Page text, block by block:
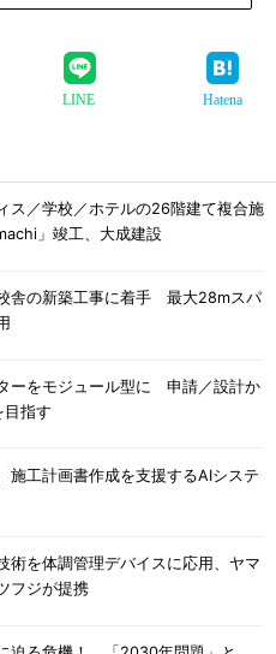
LINE Hatena
ス／学校／ホテルの26階建て複合施
」竣工、大成建設
舎の新築工事に着手 最大28mスパ
ーをモジュール型に 申請／設計か
目指す
施工計画書作成を支援するAIシステ
術を体調管理デバイスに応用、ヤマ
フジが提携